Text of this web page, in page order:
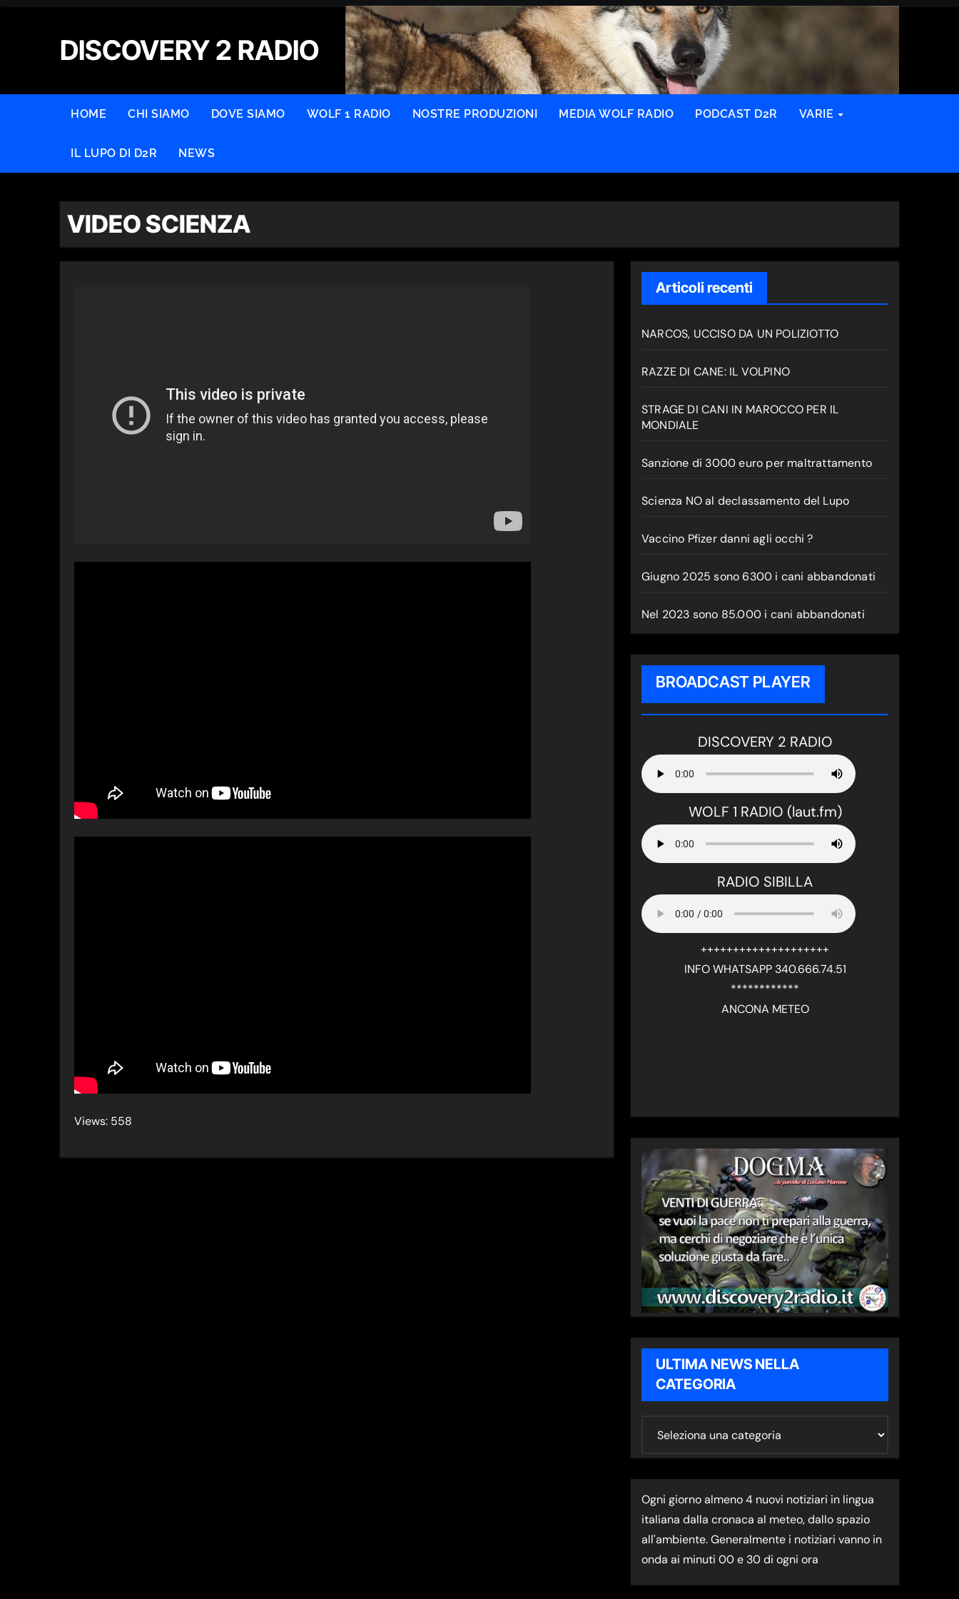
DISCOVERY 2 RADIO
HOME CHI SIAMO DOVE SIAMO WOLF 1 RADIO NOSTRE PRODUZIONI MEDIA WOLF RADIO PODCAST D2R VARIE
IL LUPO DI D2R NEWS
VIDEO SCIENZA
Views: 558
Articoli recenti
NARCOS, UCCISO DA UN POLIZIOTTO
RAZZE DI CANE: IL VOLPINO
STRAGE DI CANI IN MAROCCO PER IL
MONDIALE
Sanzione di 3000 euro per maltrattamento
Scienza NO al declassamento del Lupo
Vaccino Pfizer danni agli occhi ?
Giugno 2025 sono 6300 i cani abbandonati
Nel 2023 sono 85.000 i cani abbandonati
BROADCAST PLAYER
DISCOVERY 2 RADIO
WOLF 1 RADIO (laut.fm)
RADIO SIBILLA
++++++++++++++++++++
INFO WHATSAPP 340.666.74.51
************
ANCONA METEO
ULTIMA NEWS NELLA
CATEGORIA
M
A
N
E
W
Ogni giorno almeno 4 nuovi notiziari in lingua
italiana dalla cronaca al meteo, dallo spazio
all'ambiente. Generalmente i notiziari vanno in
onda ai minuti 00 e 30 di ogni ora